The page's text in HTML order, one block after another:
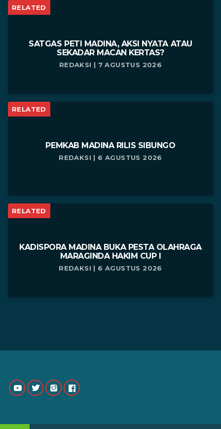
RELATED
SATGAS PETI MADINA, AKSI NYATA ATAU
SEKADAR MACAN KERTAS?
REDAKSI | 7 AGUSTUS 2026
RELATED
PEMKAB MADINA RILIS SIBUNGO
REDAKSI | 6 AGUSTUS 2026
RELATED
KADISPORA MADINA BUKA PESTA OLAHRAGA
MARAGINDA HAKIM CUP I
REDAKSI | 6 AGUSTUS 2026